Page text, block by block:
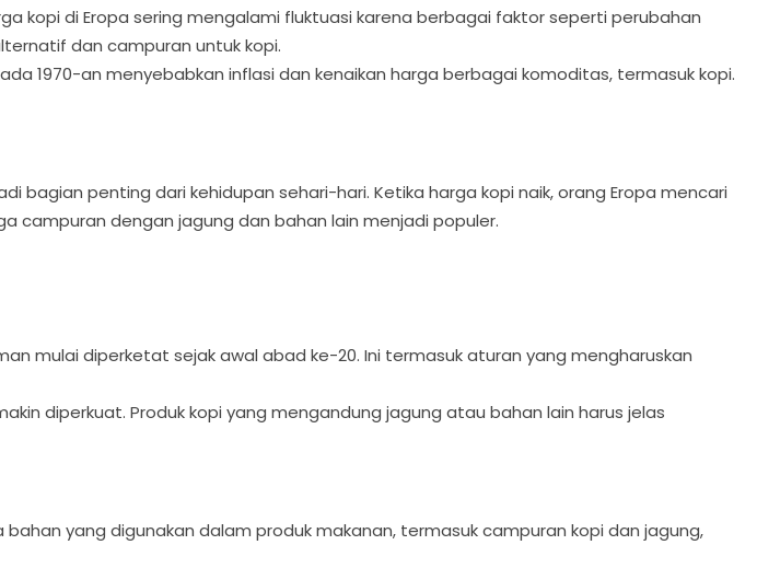
kopi di Eropa sering mengalami fluktuasi karena berbagai faktor seperti perubahan
dan campuran untuk kopi.
1970-an menyebabkan inflasi dan kenaikan harga berbagai komoditas, termasuk kopi.
bagian penting dari kehidupan sehari-hari. Ketika harga kopi naik, orang Eropa mencari
campuran dengan jagung dan bahan lain menjadi populer.
mulai diperketat sejak awal abad ke-20. Ini termasuk aturan yang mengharuskan
diperkuat. Produk kopi yang mengandung jagung atau bahan lain harus jelas
yang digunakan dalam produk makanan, termasuk campuran kopi dan jagung,